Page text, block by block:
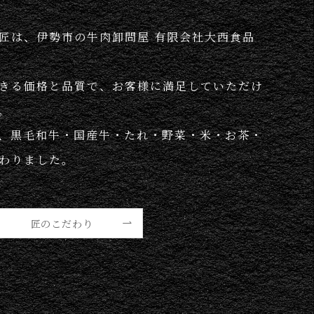
は、伊勢市の牛肉卸問屋 有限会社大西食品
る価格と品質で、お客様に満足していただけ
黒毛和牛・国産牛・たれ・野菜・米・お茶・
りました。
匠のこだわり